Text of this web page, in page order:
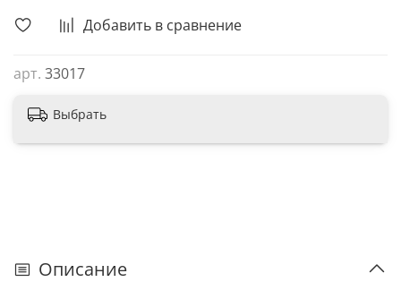
Добавить в сравнение
арт. 33017
Выбрать
Описание